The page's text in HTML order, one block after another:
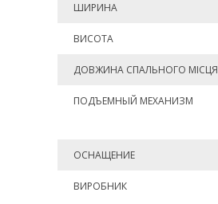
ШИРИНА
ВИСОТА
ДОВЖИНА СПАЛЬНОГО МІСЦЯ
ПОДЪЕМНЫЙ МЕХАНИЗМ
ОСНАЩЕНИЕ
ВИРОБНИК